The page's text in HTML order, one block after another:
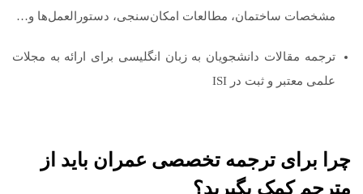
مشخصات ساختمان، مطالعات امکان‌سنجی، دستورالعمل‌ها و…
ترجمه مقالات دانشجویان به زبان انگلیسی برای ارائه به مجلات
علمی معتبر و ثبت در ISI
چرا برای ترجمه تخصصی عمران باید از
مترجم کمک بگیرید؟